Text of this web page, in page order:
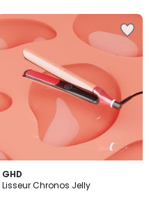
GHD
Lisseur Chronos Jelly
5
/